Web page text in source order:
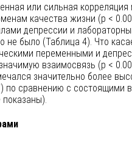
или сильная
качества жизни (p <
депрессии и
не было (Таблица 4). Что
переменными и
взаимосвязь (p <
значительно более
по сравнению с состоящими